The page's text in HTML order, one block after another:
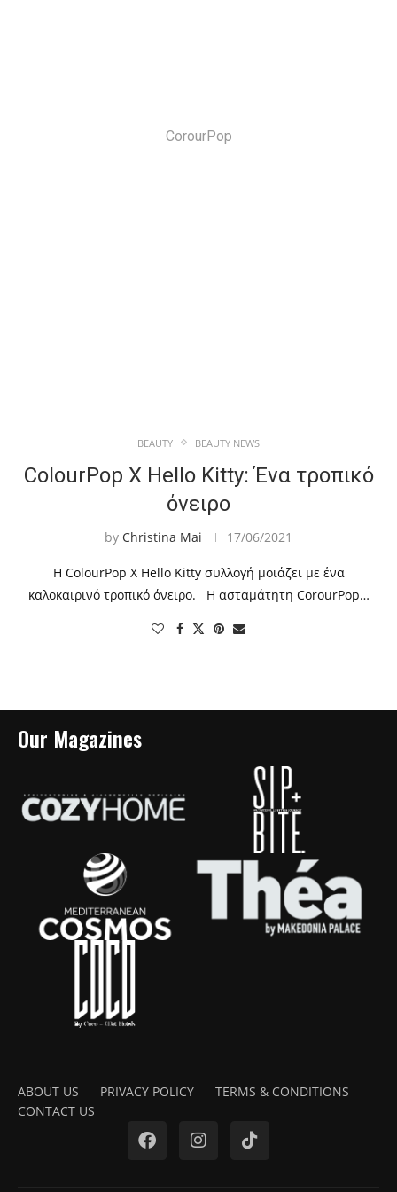
CorourPop
BEAUTY BEAUTY NEWS
ColourPop X Hello Kitty: Ένα τροπικό
όνειρο
by Christina Mai 17/06/2021
Η ColourPop X Hello Kitty συλλογή μοιάζει με ένα
καλοκαιρινό τροπικό όνειρο. Η ασταμάτητη CorourPop…
Our Magazines
ABOUT US PRIVACY POLICY
TERMS & CONDITIONS
CONTACT US